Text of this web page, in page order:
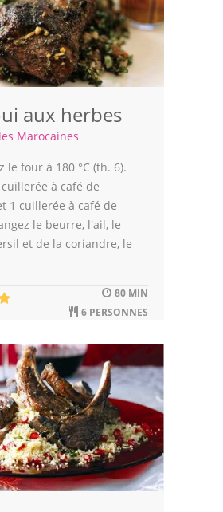
aux herbes
Marocaines
le four à 180 °C (th. 6).
cuillerée à café de
1 cuillerée à café de
le beurre, l'ail, le
et de la coriandre, le
80 MIN
6 PERSONNES